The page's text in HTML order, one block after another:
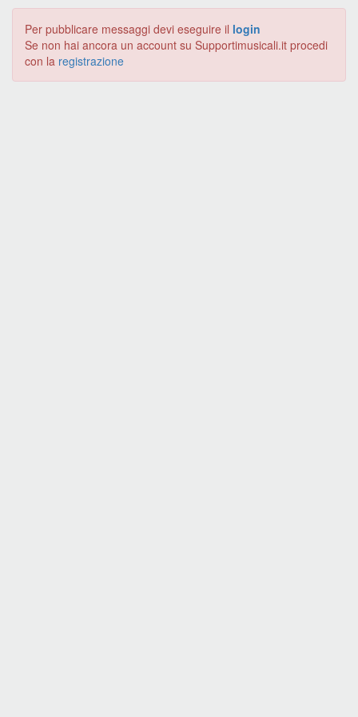
Per pubblicare messaggi devi eseguire il login
Se non hai ancora un account su Supportimusicali.it procedi
con la registrazione